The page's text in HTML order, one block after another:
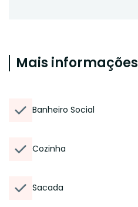
Mais informações
Banheiro Social
Cozinha
Sacada